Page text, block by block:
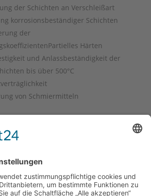
der Schichten an Verschleißart
korrosionsbeständiger Schichten
der
Härten
und Anlassbeständigkeit der
bis über 500°C
von Schmiermitteln
des Werkstoffes, sollten als
in HV (inkl. Prüflast)